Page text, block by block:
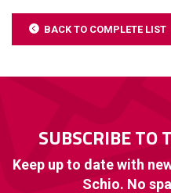
BACK TO COMPLETE LIST
SUBSCRIBE TO
Keep up to date with
Schio. No